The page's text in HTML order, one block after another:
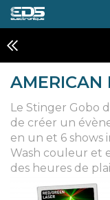
AMERICAN
Le Stinger Gobo
de créer un
en un et 6 shows
Wash couleur et
des heures de